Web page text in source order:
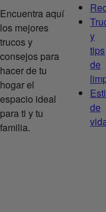
Encuentra aquí
los mejores
trucos y
consejos para
hacer de tu
hogar el
espacio ideal
para ti y tu
familia.
y
tips
de
de